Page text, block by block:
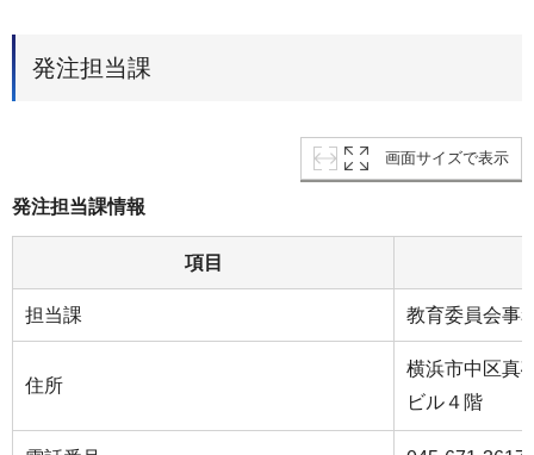
発注担当課
画面サイズで表示
発注担当課情報
項目
担当課 教育委員会事
住所
横浜市中区真
ビル４階